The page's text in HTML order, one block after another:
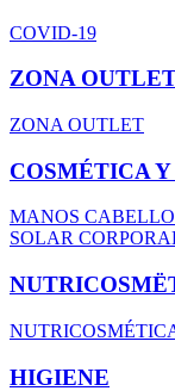
COVID-19
ZONA
ZONA OUTLET
COSMÉTICA
MANOS
SOLAR
HIGIENE